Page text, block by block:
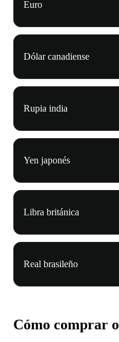
Euro
Dólar canadiense
Rupia india
Yen japonés
Libra británica
Real brasileño
Cómo comprar